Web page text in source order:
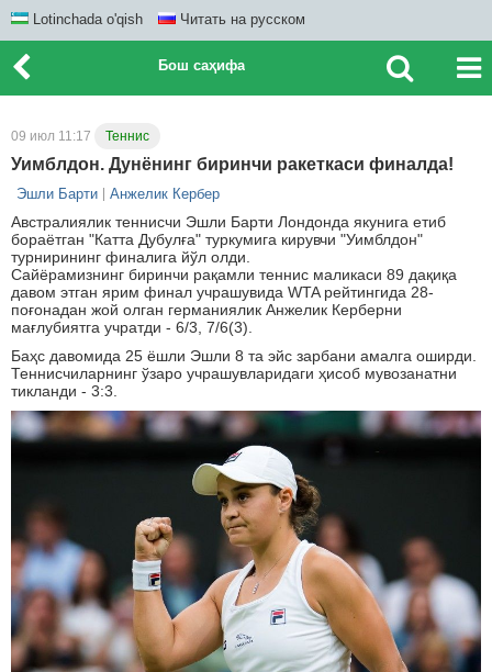
Lotinchada o'qish Читать на русском
Бош саҳифа
09 июл 11:17 Теннис
Уимблдон. Дунёнинг биринчи ракеткаси финалда!
Эшли Барти Анжелик Кербер
Австралиялик теннисчи Эшли Барти Лондонда якунига етиб
бораётган "Катта Дубулға" туркумига кирувчи "Уимблдон"
турнирининг финалига йўл олди.
Сайёрамизнинг биринчи рақамли теннис маликаси 89 дақиқа
давом этган ярим финал учрашувида WTA рейтингида 28-
поғонадан жой олган германиялик Анжелик Керберни
мағлубиятга учратди - 6/3, 7/6(3).
Баҳс давомида 25 ёшли Эшли 8 та эйс зарбани амалга оширди.
Теннисчиларнинг ўзаро учрашувларидаги ҳисоб мувозанатни
тикланди - 3:3.